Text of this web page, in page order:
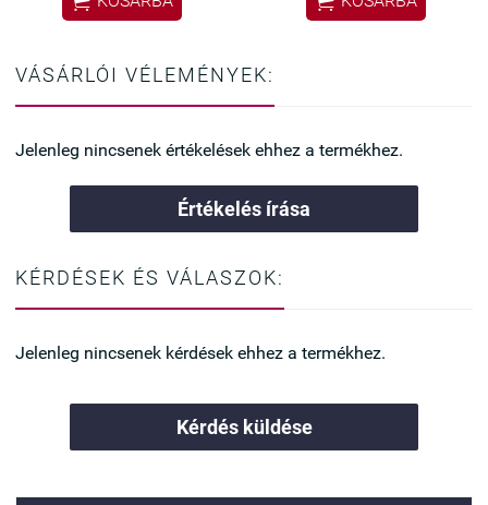
VÁSÁRLÓI VÉLEMÉNYEK:
Jelenleg nincsenek értékelések ehhez a termékhez.
Értékelés írása
KÉRDÉSEK ÉS VÁLASZOK:
Jelenleg nincsenek kérdések ehhez a termékhez.
Kérdés küldése